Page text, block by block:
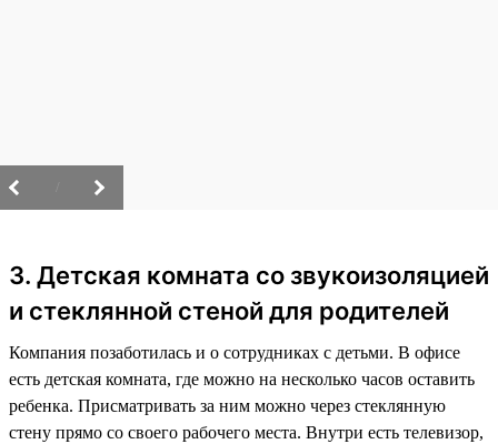
3. Детская комната со звукоизоляцией
и стеклянной стеной для родителей
Компания позаботилась и о сотрудниках с детьми. В офисе
есть детская комната, где можно на несколько часов оставить
ребенка. Присматривать за ним можно через стеклянную
стену прямо со своего рабочего места. Внутри есть телевизор,